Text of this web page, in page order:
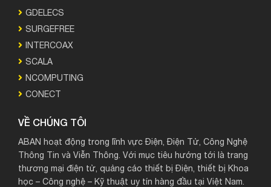
GDELECS
SURGEFREE
INTERCOAX
SCALA
NCOMPUTING
CONECT
VỀ CHÚNG TÔI
ABAN hoạt động trong lĩnh vực Điện, Điện Tử, Công Nghệ
Thông Tin và Viễn Thông. Với mục tiêu hướng tới là trang
thương mại điện tử, quảng cáo thiết bị Điện, thiết bị Khoa
học – Công nghệ – Kỹ thuật uy tín hàng đầu tại Việt Nam.